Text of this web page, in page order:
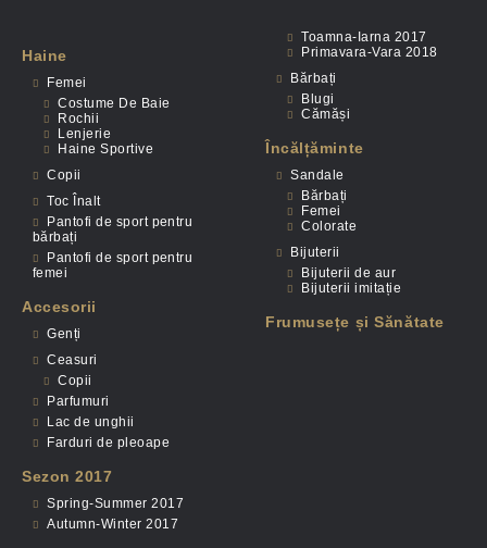
Haine
Femei
Costume De Baie
Rochii
Lenjerie
Haine Sportive
Copii
Toamna-Iarna 2017
Primavara-Vara 2018
Bărbați
Blugi
Cămăși
Încălțăminte
Sandale
Toc Înalt
Pantofi de sport pentru
bărbați
Pantofi de sport pentru
femei
Accesorii
Genți
Ceasuri
Copii
Bărbați
Femei
Colorate
Bijuterii
Bijuterii de aur
Bijuterii imitație
Frumusețe și Sănătate
Parfumuri
Lac de unghii
Farduri de pleoape
Sezon 2017
Spring-Summer 2017
Autumn-Winter 2017